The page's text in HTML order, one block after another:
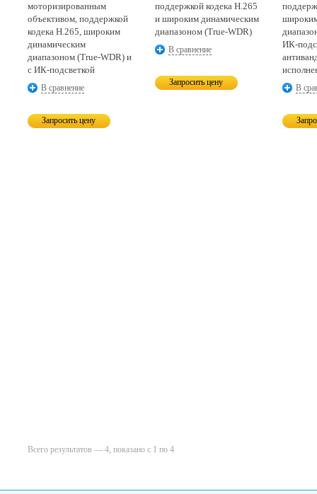
моторизированным
объективом, поддержкой
кодека H.265, широким
динамическим
диапазоном (True-WDR) и
с ИК-подсветкой
В сравнение
Запросить цену
поддержкой кодека H.265
и широким динамическим
диапазоном (True-WDR)
В сравнение
Запросить цену
ИК-
В
Всего результатов — 4, показано с 1 по 4